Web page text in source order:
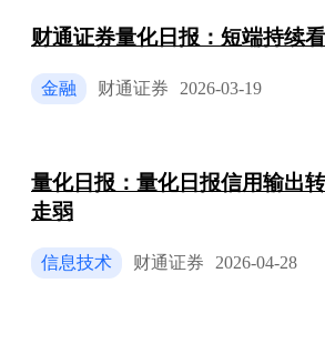
财通证券量化日报：短端持续
金融 财通证券 2026-03-19
量化日报：量化日报信用输出
走弱
信息技术 财通证券 2026-04-28